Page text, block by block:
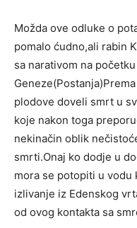
Možda ove odluke o
pomalo ćudno,ali rabin
sa narativom na
plodove doveli smrt u
koje nakon toga
nekinačin oblik
smrti.Onaj ko dodje u
mora se potopiti u vodu
izlivanje iz Edenskog
od ovog kontakta sa